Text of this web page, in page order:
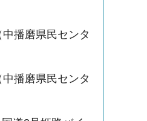
播磨県民センタ
播磨県民センタ